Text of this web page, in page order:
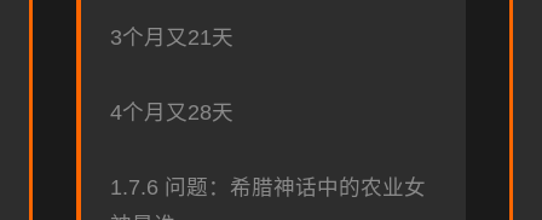
3个月又21天
4个月又28天
1.7.6 问题：希腊神话中的农业女